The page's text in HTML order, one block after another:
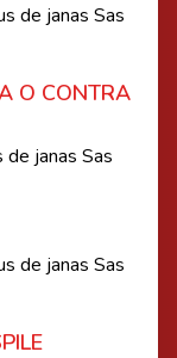
de janas Sas
O CONTRA
janas Sas
de janas Sas